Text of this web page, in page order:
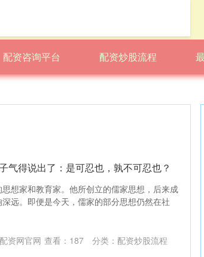
配资咨询平台 配资炒股流程
气得说出了：是可忍也，孰不可忍也？
想家和教育家。他所创立的儒家思想，后来成
远。即便是今天，儒家的部分思想仍然在社
资网官网 查看： 187 分类： 配资炒股流程